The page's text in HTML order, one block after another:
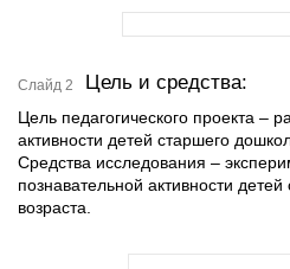
Слайд 2 Цель и средства:
Цель педагогического проекта –
активности детей старшего
Средства исследования –
познавательной активности
возраста.